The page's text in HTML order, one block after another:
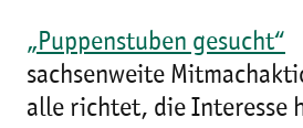
„Puppenstuben gesucht“
sachsenweite
alle richtet, die Interesse